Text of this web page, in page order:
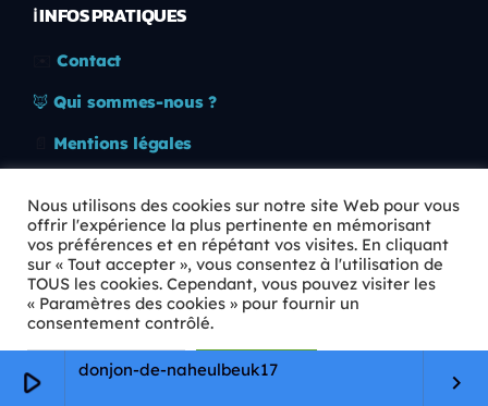
play_arrow donjon-de-naheulbeuk17
keyboard_arrow_right
ℹ️ INFOS PRATIQUES
Contact
🦊 Qui sommes-nous ?
Mentions légales
🛡️ RGPD
Copyright © 2026 Animkids. Tous droits réservés.
Nous utilisons des cookies sur notre site Web pour vous
offrir l'expérience la plus pertinente en mémorisant
vos préférences et en répétant vos visites. En cliquant
sur « Tout accepter », vous consentez à l'utilisation de
TOUS les cookies. Cependant, vous pouvez visiter les
« Paramètres des cookies » pour fournir un
consentement contrôlé.
Paramètres Cookie Tout accepter